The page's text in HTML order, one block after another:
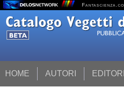
HOME AUTORI